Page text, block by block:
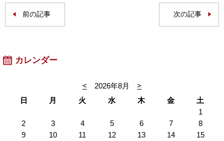
前の記事 次の記事
カレンダー
< 2026年8月
>
日
月 火 水 木 金
土
1
2
3 4 5 6 7
8
9
10 11 12 13 14
15